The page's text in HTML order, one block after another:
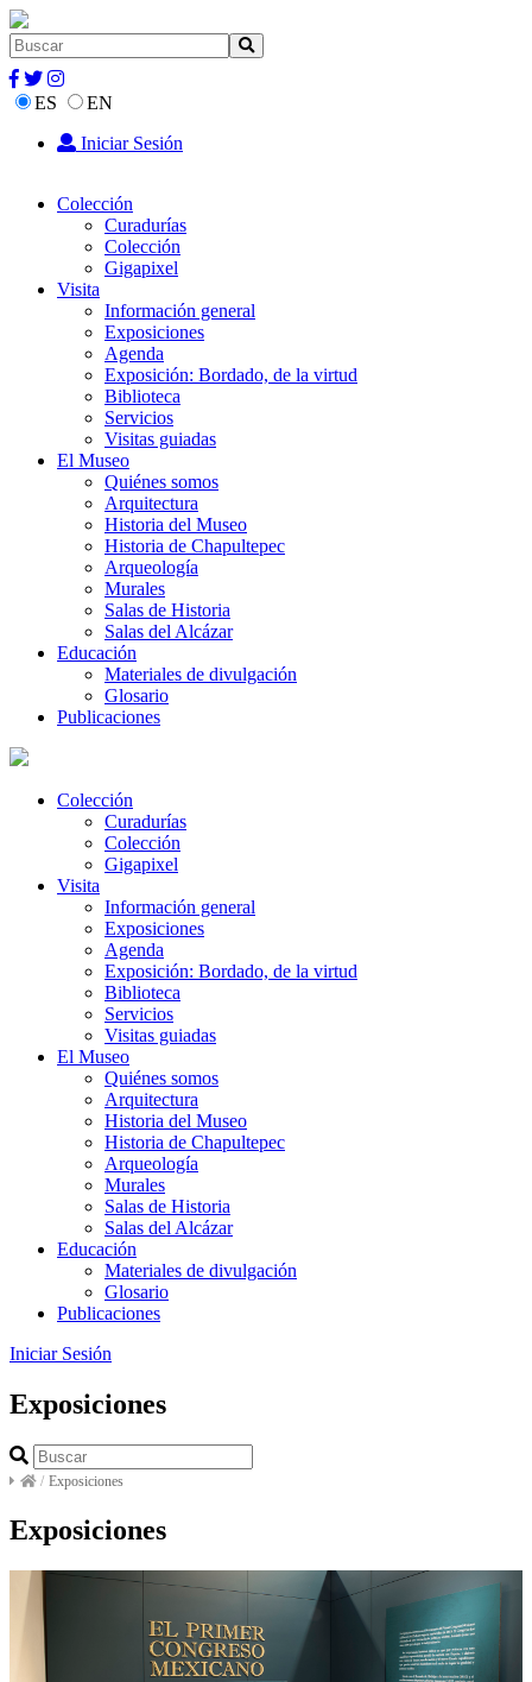
ES
EN
Iniciar Sesión
Colección
Curadurías
Colección
Gigapixel
Visita
Información general
Exposiciones
Agenda
Exposición: Bordado, de la virtud
Biblioteca
Servicios
Visitas guiadas
El Museo
Quiénes somos
Arquitectura
Historia del Museo
Historia de Chapultepec
Arqueología
Murales
Salas de Historia
Salas del Alcázar
Educación
Materiales de divulgación
Glosario
Publicaciones
Colección
Curadurías
Colección
Gigapixel
Visita
Información general
Exposiciones
Agenda
Exposición: Bordado, de la virtud
Biblioteca
Servicios
Visitas guiadas
El Museo
Quiénes somos
Arquitectura
Historia del Museo
Historia de Chapultepec
Arqueología
Murales
Salas de Historia
Salas del Alcázar
Educación
Materiales de divulgación
Glosario
Publicaciones
Iniciar Sesión
Exposiciones
/ Exposiciones
Exposiciones